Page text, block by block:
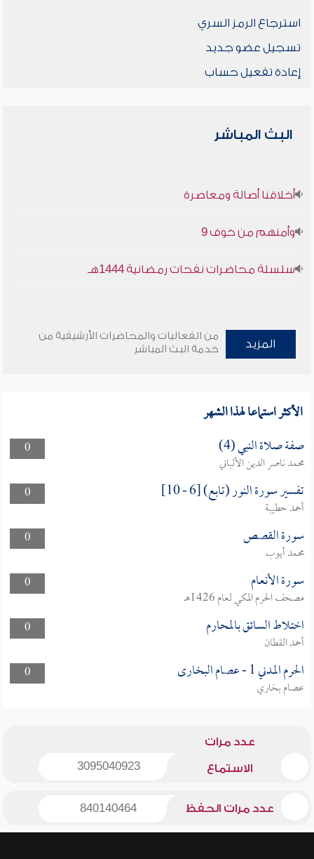
استرجاع الرمز السري
تسجيل عضو جديد
إعادة تفعيل حساب
البث المباشر
أخلاقنا أصالة ومعاصرة
وأمنهم من خوف 9
سلسلة محاضرات نفحات رمضانية 1444هـ
المزيد
من الفعاليات والمحاضرات الأرشيفية من
خدمة البث المباشر
الأكثر استماعا لهذا الشهر
0 صفة صلاة النبي (4)
محمد ناصر الدين الألباني
0
تفسير سورة النور (تابع) [6 - 10]
أحمد حطيبة
0
سورة القصص
محمد أيوب
0
سورة الأنعام
مصحف الحرم المكي لعام 1426هـ
0
اختلاط السائق بالمحارم
أحمد القطان
0
الحرم المدني 1 - عصام البخارى
عصام بخاري
عدد مرات
الاستماع 3095040923
عدد مرات الحفظ 840140464